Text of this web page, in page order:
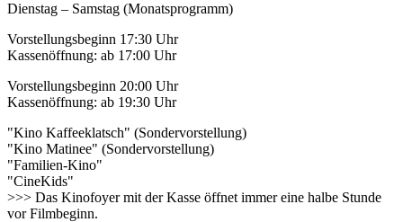
Dienstag – Samstag (Monatsprogramm)
Vorstellungsbeginn 17:30 Uhr
Kassenöffnung: ab 17:00 Uhr
Vorstellungsbeginn 20:00 Uhr
Kassenöffnung: ab 19:30 Uhr
"Kino Kaffeeklatsch" (Sondervorstellung)
"Kino Matinee" (Sondervorstellung)
"Familien-Kino"
"CineKids"
>>> Das Kinofoyer mit der Kasse öffnet immer eine halbe Stunde
vor Filmbeginn.